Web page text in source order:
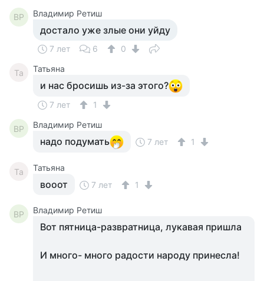
ВР Владимир Ретиш
достало уже злые они уйду
7 лет 6 0
Та Татьяна
и нас бросишь из-за этого?
7 лет 1
ВР Владимир Ретиш
надо подумать 7 лет 1
Та Татьяна
вооот 7 лет 1
ВР Владимир Ретиш
Вот пятница-развратница, лукавая пришла
И много- много радости народу принесла!